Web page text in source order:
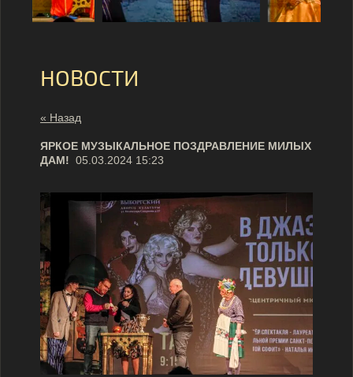
НОВОСТИ
« Назад
ЯРКОЕ МУЗЫКАЛЬНОЕ ПОЗДРАВЛЕНИЕ МИЛЫХ
ДАМ! 05.03.2024 15:23